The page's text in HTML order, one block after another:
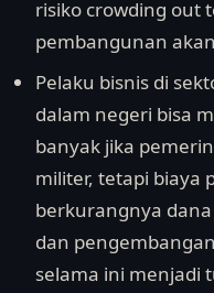
risiko crowding out
pembangunan
Pelaku bisnis di
dalam negeri bisa
banyak jika
militer, tetapi biaya
berkurangnya
dan
selama ini menjadi